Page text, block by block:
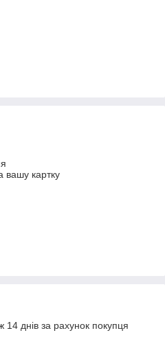
вашу картку
днів за рахунок покупця